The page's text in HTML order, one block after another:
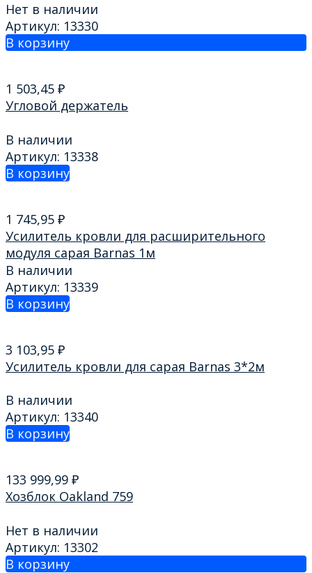
Нет в наличии
Артикул: 13330
В корзину
1 503,45 ₽
Угловой держатель
В наличии
Артикул: 13338
В корзину
1 745,95 ₽
Усилитель кровли для расширительного
модуля сарая Barnas 1м
В наличии
Артикул: 13339
В корзину
3 103,95 ₽
Усилитель кровли для сарая Barnas 3*2м
В наличии
Артикул: 13340
В корзину
133 999,99 ₽
Хозблок Oakland 759
Нет в наличии
Артикул: 13302
В корзину